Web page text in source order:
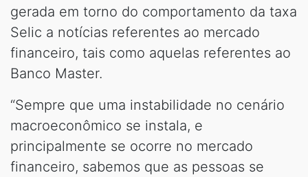
gerada em torno do comportamento da taxa
Selic a notícias referentes ao mercado
financeiro, tais como aquelas referentes ao
Banco Master.
“Sempre que uma instabilidade no cenário
macroeconômico se instala, e
principalmente se ocorre no mercado
financeiro, sabemos que as pessoas se